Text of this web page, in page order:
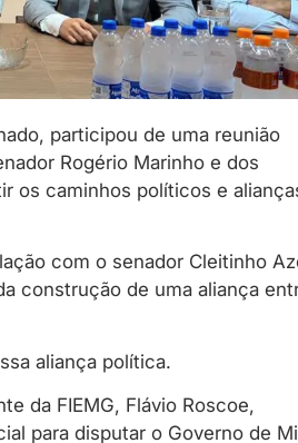
participou de uma reunião
Rogério Marinho e dos
os caminhos políticos e
com o senador Cleitinho
construção de uma aliança
aliança política.
da FIEMG, Flávio Roscoe,
para disputar o Governo de